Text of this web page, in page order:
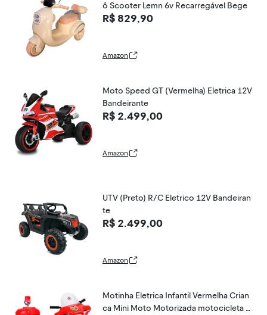
ô Scooter Lemn 6v Recarregável Bege
R$ 829,90
Amazon
Moto Speed GT (Vermelha) Eletrica 12V
Bandeirante
R$ 2.499,00
Amazon
UTV (Preto) R/C Eletrico 12V Bandeiran
te
R$ 2.499,00
Amazon
Motinha Eletrica Infantil Vermelha Crian
ca Mini Moto Motorizada motocicleta m